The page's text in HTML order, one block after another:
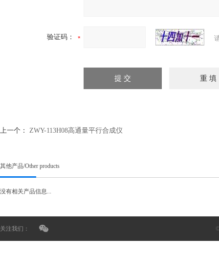
验证码：
上一个： ZWY-113H08高通量平行合成仪
其他产品/Other products
没有相关产品信息...
关注我们：